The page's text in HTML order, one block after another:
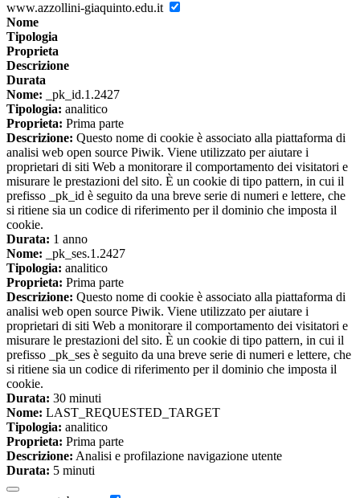
www.azzollini-giaquinto.edu.it
Nome
Tipologia
Proprieta
Descrizione
Durata
Nome: _pk_id.1.2427
Tipologia: analitico
Proprieta: Prima parte
Descrizione: Questo nome di cookie è associato alla piattaforma di
analisi web open source Piwik. Viene utilizzato per aiutare i
proprietari di siti Web a monitorare il comportamento dei visitatori e
misurare le prestazioni del sito. È un cookie di tipo pattern, in cui il
prefisso _pk_id è seguito da una breve serie di numeri e lettere, che
si ritiene sia un codice di riferimento per il dominio che imposta il
cookie.
Durata: 1 anno
Nome: _pk_ses.1.2427
Tipologia: analitico
Proprieta: Prima parte
Descrizione: Questo nome di cookie è associato alla piattaforma di
analisi web open source Piwik. Viene utilizzato per aiutare i
proprietari di siti Web a monitorare il comportamento dei visitatori e
misurare le prestazioni del sito. È un cookie di tipo pattern, in cui il
prefisso _pk_ses è seguito da una breve serie di numeri e lettere, che
si ritiene sia un codice di riferimento per il dominio che imposta il
cookie.
Durata: 30 minuti
Nome: LAST_REQUESTED_TARGET
Tipologia: analitico
Proprieta: Prima parte
Descrizione: Analisi e profilazione navigazione utente
Durata: 5 minuti